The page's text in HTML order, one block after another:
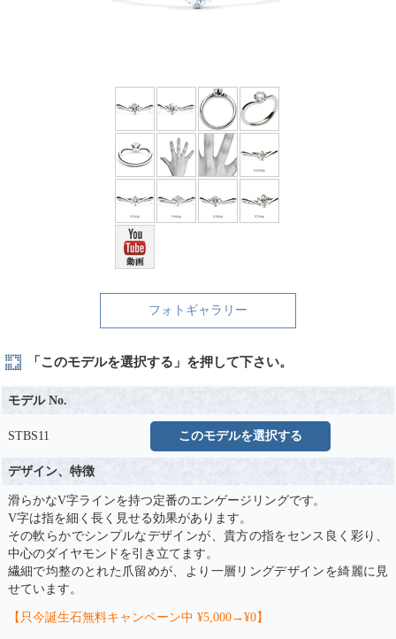
フォトギャラリー
「このモデルを選択する」を押して下さい。
モデル No.
STBS11 このモデルを選択する
デザイン、特徴
滑らかなV字ラインを持つ定番のエンゲージリングです。
V字は指を細く長く見せる効果があります。
その軟らかでシンプルなデザインが、貴方の指をセンス良く彩り、
中心のダイヤモンドを引き立てます。
繊細で均整のとれた爪留めが、より一層リングデザインを綺麗に見
せています。
【只今誕生石無料キャンペーン中 ¥5,000→¥0】